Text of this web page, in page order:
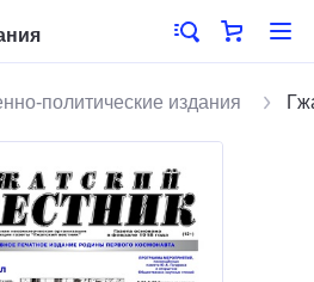
политические издания